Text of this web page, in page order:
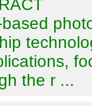
the r ...